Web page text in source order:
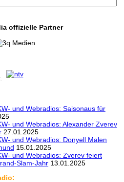
offizielle Partner
und Webradios: Saisonaus für
und Webradios: Alexander Zverev
27.01.2025
und Webradios: Donyell Malen
15.01.2025
und Webradios: Zverev feiert
Slam-Jahr 13.01.2025